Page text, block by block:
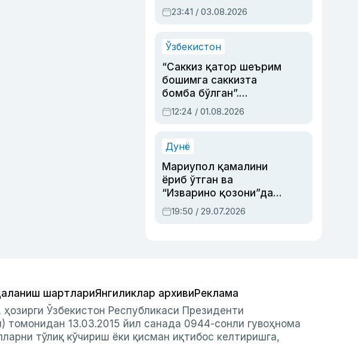
содир этган аёлга суд
ҳукми ўқилди
23:41 / 03.08.2026
Ўзбекистон
“Саккиз қатор шеърим
бошимга саккизта
бомба бўлган”.
Абдулла Ориповни
сиёсий айбловлардан
12:24 / 01.08.2026
Дунё
Мариупол қамалини
ёриб ўтган ва
“Изварино қозони”дан
чиққан қаҳрамон —
Украина армияси бош
19:50 / 29.07.2026
шартлариЯнгиликлар архивиРеклама
Ўзбекистон Республикаси Президенти
13.03.2015 йил санада 0944-сонли гувоҳнома
тўлиқ кўчириш ёки қисман иқтибос келтиришга,